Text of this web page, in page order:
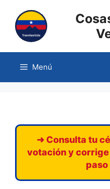
contenido
Menú
➜ Consulta tu
votación y
paso